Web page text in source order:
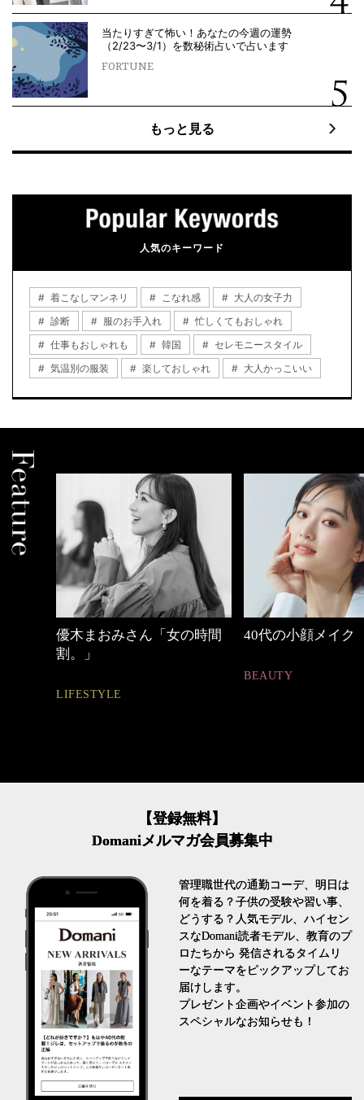
当たりすぎて怖い！あなたの今週の運勢
（2/23〜3/1）を数秘術占いで占います
FORTUNE
もっと見る
人気のキーワード
着こなしマンネリ こなれ感
大人の女子力
診断
服のお手入れ
忙しくてもおしゃれ
仕事もおしゃれも
韓国
セレモニースタイル
気温別の服装
楽しておしゃれ 大人かっこいい
40代の小顔メイク
【ワーママのきれ
【登録無料】
Domaniメルマガ会員募集中
管理職世代の通勤コーデ、明日は
何を着る？子供の受験や習い事、
どうする？人気モデル、ハイセン
スなDomani読者モデル、教育のプ
ロたちから 発信されるタイムリ
ーなテーマをピックアップしてお
届けします。
プレゼント企画やイベント参加の
スペシャルなお知らせも！